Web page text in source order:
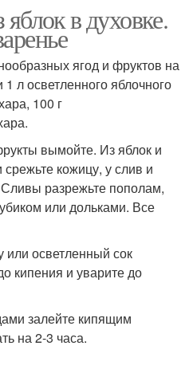
в духовке.
ягод и фруктов на
л осветленного яблочного
100 г
вымойте. Из яблок и
кожицу, у слив и
Сливы разрежьте пополам,
или дольками. Все
или осветленный сок
кипения и уварите до
залейте кипящим
на 2-3 часа.